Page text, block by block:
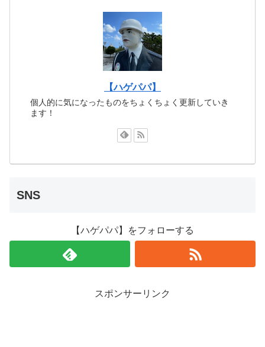
【ハゲパパ】
個人的に気になったものをちょくちょく更新していき
ます！
SNS
【ハゲパパ】をフォローする
スポンサーリンク